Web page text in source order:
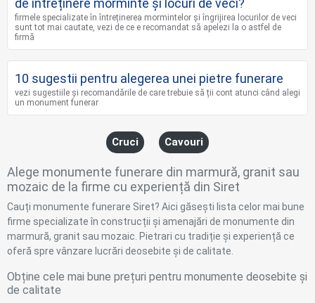
de întreținere morminte și locuri de veci?
firmele specializate în întreținerea mormintelor și îngrijirea locurilor de veci
sunt tot mai cautate, vezi de ce e recomandat să apelezi la o astfel de
firmă
10 sugestii pentru alegerea unei pietre funerare
vezi sugestiile și recomandările de care trebuie să ții cont atunci când alegi
un monument funerar
Cruci Cavouri
Alege monumente funerare din marmură, granit sau
mozaic de la firme cu experiență din Siret
Cauți monumente funerare Siret? Aici găsești lista celor mai bune
firme specializate în construcții și amenajări de monumente din
marmură, granit sau mozaic. Pietrari cu tradiție și experiență ce
oferă spre vânzare lucrări deosebite și de calitate.
Obține cele mai bune prețuri pentru monumente deosebite și
de calitate